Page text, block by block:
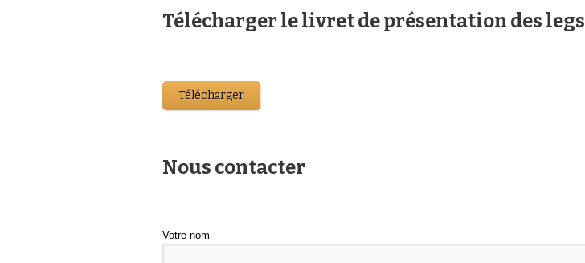
Télécharger le livret de présentation des legs
Télécharger
Nous contacter
Votre nom